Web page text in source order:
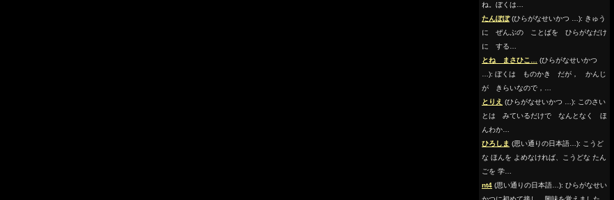
ね。ぼくは…
たんぽぽ(ひらがなせいかつ …): きゅう
に ぜんぶの ことばを ひらがなだけ
に する…
とね まさひこ…
(ひらがなせいかつ
…): ぼくは ものかき だが， かんじ
が きらいなので，…
とりえ (ひらがなせいかつ …): このさい
とは みているだけで なんとなく ほ
んわか…
ひろしま (思い通りの日本語…): こうど
な ほんを よめなければ、こうどな たん
ごを 学…
nt4 (思い通りの日本語…): ひらがなせい